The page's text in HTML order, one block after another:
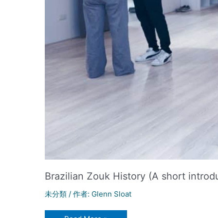
Brazilian Zouk History (A short
未分類 / 作者: Glenn Sloat